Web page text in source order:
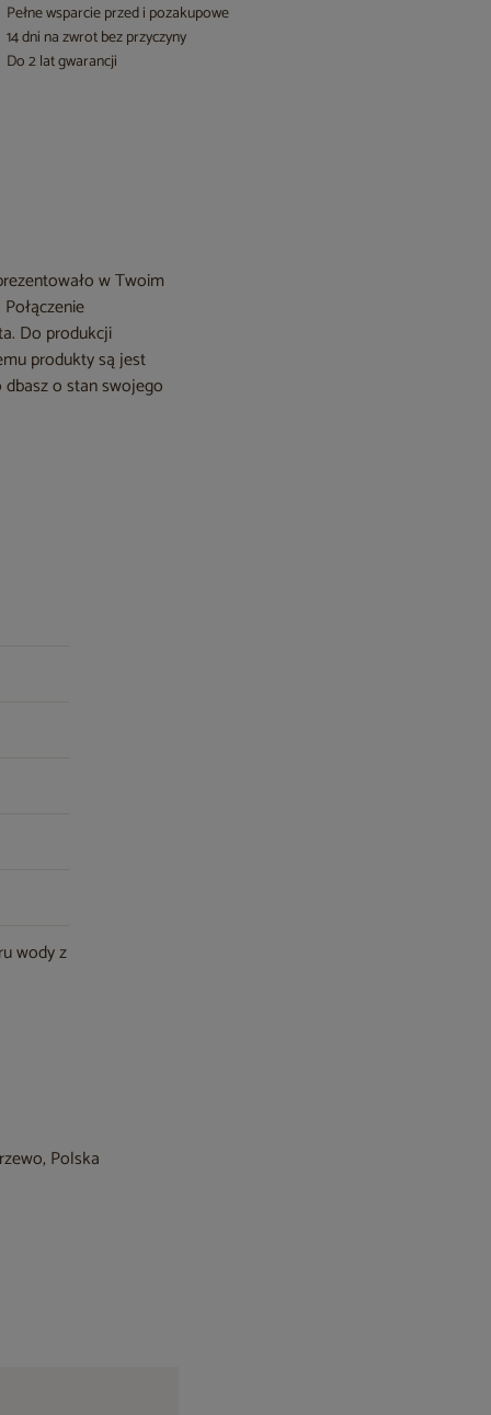
Pełne wsparcie przed i pozakupowe
14 dni na zwrot bez przyczyny
Do 2 lat gwarancji
w Twoim
Do produkcji
produkty są jest
o stan swojego
wody z
Polska